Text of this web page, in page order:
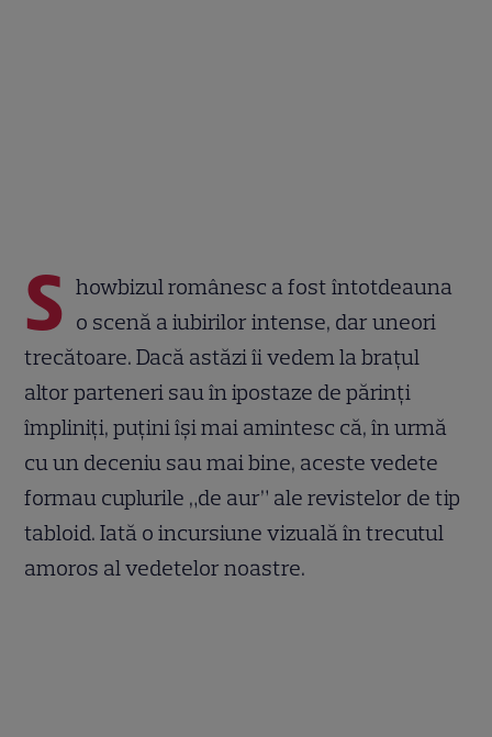
S howbizul românesc a fost întotdeauna
o scenă a iubirilor intense, dar uneori
trecătoare. Dacă astăzi îi vedem la brațul
altor parteneri sau în ipostaze de părinți
împliniți, puțini își mai amintesc că, în urmă
cu un deceniu sau mai bine, aceste vedete
formau cuplurile „de aur” ale revistelor de tip
tabloid. Iată o incursiune vizuală în trecutul
amoros al vedetelor noastre.